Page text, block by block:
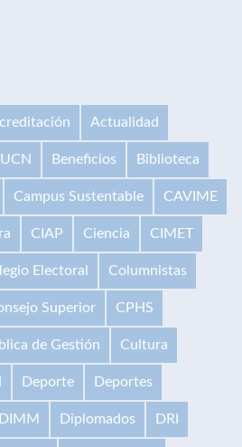
Actualidad
Beneficios Biblioteca
Campus Sustentable CAVIME
CIAP Ciencia CIMET
Electoral Columnistas
Superior CPHS
de Gestión Cultura
Deporte Deportes
DIMM Diplomados DRI